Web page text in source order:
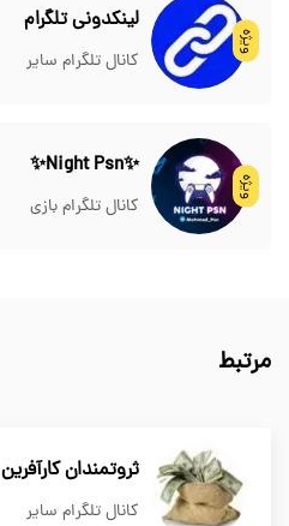
ویژه
لینکدونی تلگرام
کانال تلگرام سایر
ویژه
✨Night Psn✨
کانال تلگرام بازی
مرتبط
ثروتمندان کارآفرین
کانال تلگرام سایر